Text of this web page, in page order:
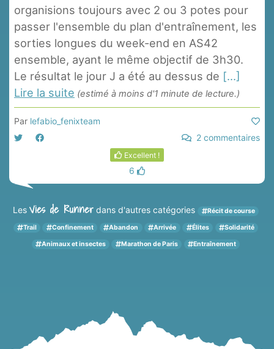
organisions toujours avec 2 ou 3 potes pour
passer l'ensemble du plan d'entraînement, les
sorties longues du week-end en AS42
ensemble, ayant le même objectif de 3h30.
Le résultat le jour J a été au dessus de [...]
Lire la suite (estimé à moins d'1 minute de lecture.)
Par lefabio_fenixteam
2 commentaires
Excellent !
6
LesVies de Runner dans d'autres catégories Récit de course
Trail Confinement Abandon Arrivée Élites Solidarité
Animaux et insectes Marathon de Paris Entraînement